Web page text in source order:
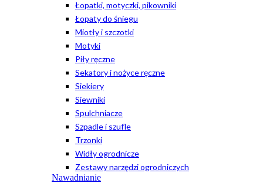
Łopatki, motyczki, pikowniki
Łopaty do śniegu
Miotły i szczotki
Motyki
Piły ręczne
Sekatory i nożyce ręczne
Siekiery
Siewniki
Spulchniacze
Szpadle i szufle
Trzonki
Widły ogrodnicze
Zestawy narzędzi ogrodniczych
Nawadnianie